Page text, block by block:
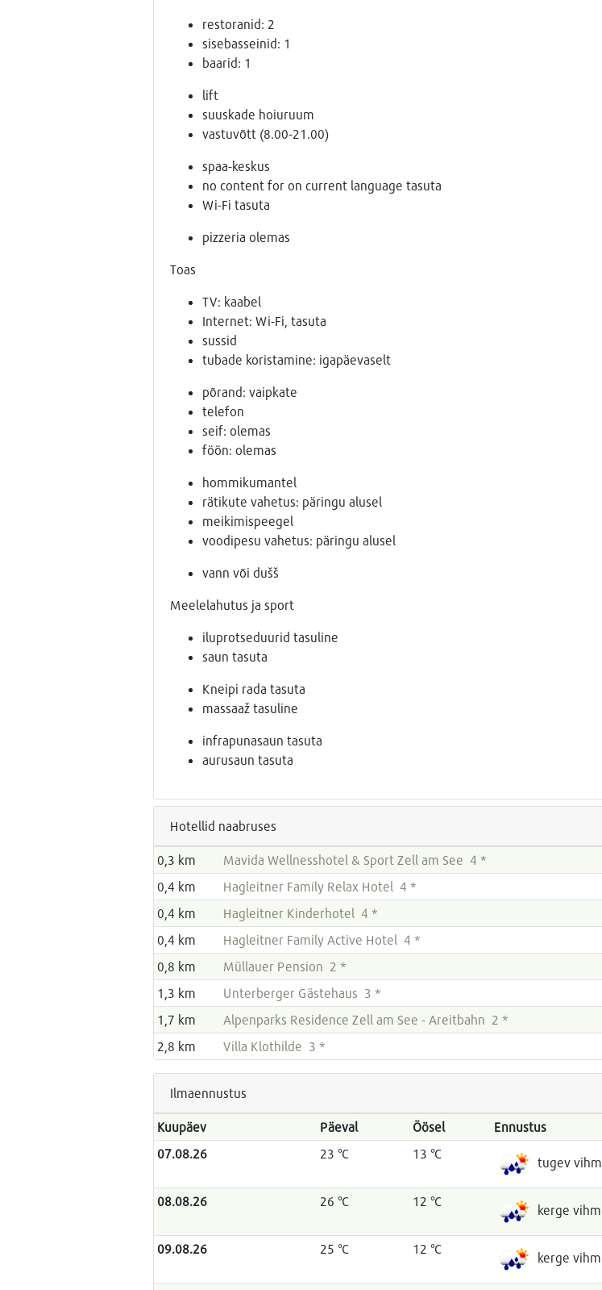
restoranid: 2
sisebasseinid: 1
baarid: 1
lift
suuskade hoiuruum
vastuvõtt (8.00-21.00)
spaa-keskus
no content for on current language tasuta
Wi-Fi tasuta
pizzeria olemas
Toas
TV: kaabel
Internet: Wi-Fi, tasuta
sussid
tubade koristamine: igapäevaselt
põrand: vaipkate
telefon
seif: olemas
föön: olemas
hommikumantel
rätikute vahetus: päringu alusel
meikimispeegel
voodipesu vahetus: päringu alusel
vann või dušš
Meelelahutus ja sport
iluprotseduurid tasuline
saun tasuta
Kneipi rada tasuta
massaaž tasuline
infrapunasaun tasuta
aurusaun tasuta
Hotellid naabruses
0,3 km
Mavida Wellnesshotel & Sport Zell am See 4 *
0,4 km
Hagleitner Family Relax Hotel 4 *
0,4 km
Hagleitner Kinderhotel 4 *
0,4 km
Hagleitner Family Active Hotel 4 *
0,8 km
Müllauer Pension 2 *
1,3 km
Unterberger Gästehaus 3 *
1,7 km
Alpenparks Residence Zell am See - Areitbahn 2 *
2,8 km
Villa Klothilde 3 *
Ilmaennustus
Kuupäev Päeval Öösel Ennustus
07.08.26
23 °C 13 °C
tugev vihm
08.08.26 26 °C 12 °C
kerge vihm
09.08.26 25 °C 12 °C
kerge vihm